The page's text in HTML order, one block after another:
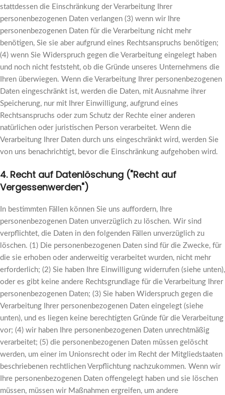
stattdessen die Einschränkung der Verarbeitung Ihrer
personenbezogenen Daten verlangen (3) wenn wir Ihre
personenbezogenen Daten für die Verarbeitung nicht mehr
benötigen, Sie sie aber aufgrund eines Rechtsanspruchs benötigen;
(4) wenn Sie Widerspruch gegen die Verarbeitung eingelegt haben
und noch nicht feststeht, ob die Gründe unseres Unternehmens die
Ihren überwiegen. Wenn die Verarbeitung Ihrer personenbezogenen
Daten eingeschränkt ist, werden die Daten, mit Ausnahme ihrer
Speicherung, nur mit Ihrer Einwilligung, aufgrund eines
Rechtsanspruchs oder zum Schutz der Rechte einer anderen
natürlichen oder juristischen Person verarbeitet. Wenn die
Verarbeitung Ihrer Daten durch uns eingeschränkt wird, werden Sie
von uns benachrichtigt, bevor die Einschränkung aufgehoben wird.
4. Recht auf Datenlöschung ("Recht auf
Vergessenwerden")
In bestimmten Fällen können Sie uns auffordern, Ihre
personenbezogenen Daten unverzüglich zu löschen. Wir sind
verpflichtet, die Daten in den folgenden Fällen unverzüglich zu
löschen. (1) Die personenbezogenen Daten sind für die Zwecke, für
die sie erhoben oder anderweitig verarbeitet wurden, nicht mehr
erforderlich; (2) Sie haben Ihre Einwilligung widerrufen (siehe unten),
oder es gibt keine andere Rechtsgrundlage für die Verarbeitung Ihrer
personenbezogenen Daten; (3) Sie haben Widerspruch gegen die
Verarbeitung Ihrer personenbezogenen Daten eingelegt (siehe
unten), und es liegen keine berechtigten Gründe für die Verarbeitung
vor; (4) wir haben Ihre personenbezogenen Daten unrechtmäßig
verarbeitet; (5) die personenbezogenen Daten müssen gelöscht
werden, um einer im Unionsrecht oder im Recht der Mitgliedstaaten
beschriebenen rechtlichen Verpflichtung nachzukommen. Wenn wir
Ihre personenbezogenen Daten offengelegt haben und sie löschen
müssen, müssen wir Maßnahmen ergreifen, um andere